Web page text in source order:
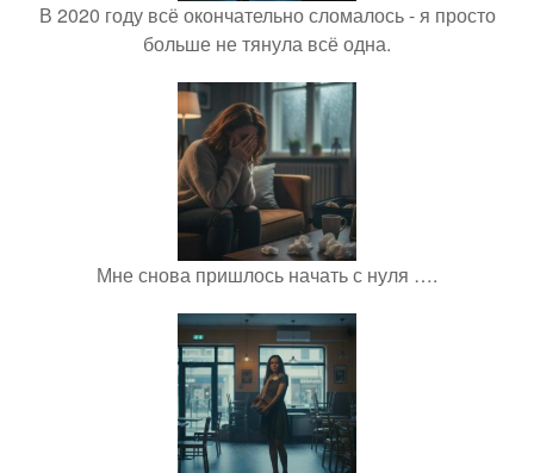
В 2020 году всё окончательно сломалось - я просто
больше не тянула всё одна.
Мне снова пришлось начать с нуля ….